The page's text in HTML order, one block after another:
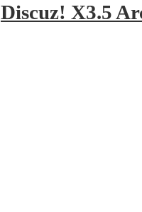
Discuz! X3.5